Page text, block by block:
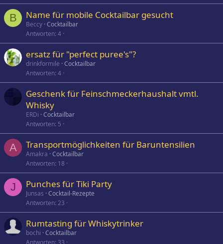
B Name für mobile Cocktailbar gesucht
Beccy Cocktailbar
Antworten 4
ersatz für "perfect puree's"?
drinkformile Cocktailbar
Antworten 4
Geschenk für Feinschmeckerhaushalt vmtl.
Whisky
ERDi Cocktailbar
Antworten 5
A Transportmöglichkeiten für Baruntensilien
Amakra Cocktailbar
Antworten 18
J Punches für Tiki Party
Junsas Cocktail-Rezepte
Antworten 23
Rumtasting für Whiskytrinker
bochi Cocktailbar
Antworten 33